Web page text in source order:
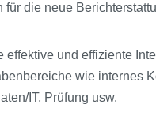
die neue
und effiziente
wie internes
IT, Prüfung usw.